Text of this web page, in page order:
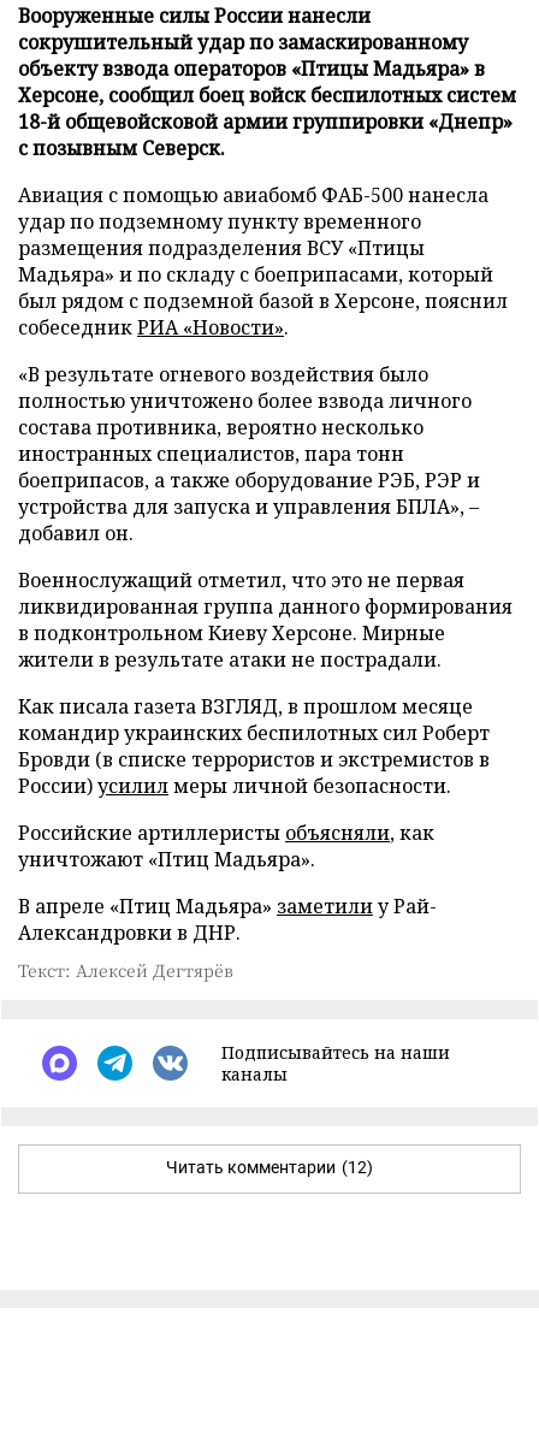
Вооруженные силы России нанесли
сокрушительный удар по замаскированному
объекту взвода операторов «Птицы Мадьяра» в
Херсоне, сообщил боец войск беспилотных систем
18-й общевойсковой армии группировки «Днепр»
с позывным Северск.
Авиация с помощью авиабомб ФАБ-500 нанесла
удар по подземному пункту временного
размещения подразделения ВСУ «Птицы
Мадьяра» и по складу с боеприпасами, который
был рядом с подземной базой в Херсоне, пояснил
собеседникРИА «Новости».
«В результате огневого воздействия было
полностью уничтожено более взвода личного
состава противника, вероятно несколько
иностранных специалистов, пара тонн
боеприпасов, а также оборудование РЭБ, РЭР и
устройства для запуска и управления БПЛА», –
добавил он.
Военнослужащий отметил, что это не первая
ликвидированная группа данного формирования
в подконтрольном Киеву Херсоне. Мирные
жители в результате атаки не пострадали.
Как писала газета ВЗГЛЯД, в прошлом месяце
командир украинских беспилотных сил Роберт
Бровди (в списке террористов и экстремистов в
России)усилилмеры личной безопасности.
Российские артиллеристы объясняли, как
уничтожают «Птиц Мадьяра».
В апреле «Птиц Мадьяра» заметилиу Рай-
Александровки в ДНР.
Текст: Алексей Дегтярёв
Подписывайтесь на наши
каналы
Читать комментарии (12)